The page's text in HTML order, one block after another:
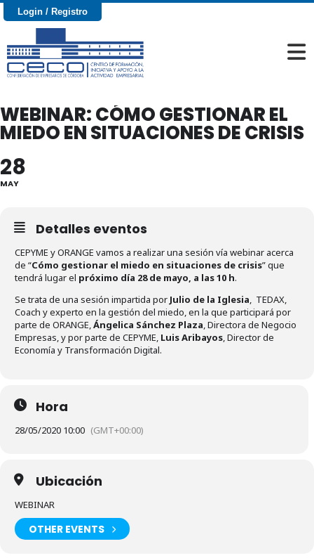
Login / Registro
WEBINAR: CÓMO GESTIONAR EL
MIEDO EN SITUACIONES DE CRISIS
28
MAY
Detalles eventos
CEPYME y ORANGE vamos a realizar una sesión vía webinar acerca
de “Cómo gestionar el miedo en situaciones de crisis” que
tendrá lugar el próximo día 28 de mayo, a las 10 h.
Se trata de una sesión impartida por Julio de la Iglesia, TEDAX,
Coach y experto en la gestión del miedo, en la que participará por
parte de ORANGE,Ángelica Sánchez Plaza, Directora de Negocio
Empresas, y por parte de CEPYME, Luis Aribayos, Director de
Economía y Transformación Digital.
Hora
28/05/2020 10:00 (GMT+00:00)
Ubicación
WEBINAR
OTHER EVENTS